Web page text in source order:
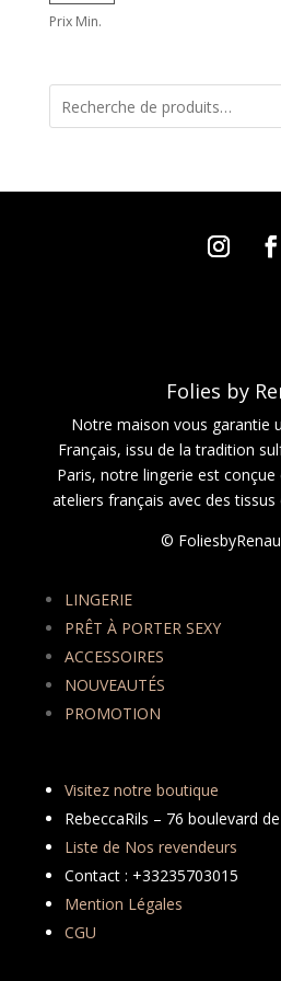
Prix Min.
Folies by
Notre maison vous garantie
Français, issu de la tradition
Paris, notre lingerie est
ateliers français avec des
©
LINGERIE
PRÊT À PORTER SEXY
ACCESSOIRES
NOUVEAUTÉS
PROMOTION
Visitez notre boutique
RebeccaRils – 76 boulevard
Liste de Nos revendeurs
Contact : +33235703015
Mention Légales
CGU